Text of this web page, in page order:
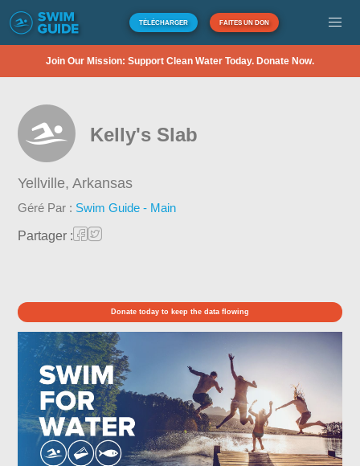
TÉLÉCHARGER FAITES UN DON
Join Our Mission: Support Clean Water Today. Donate Now.
Kelly's Slab
Yellville,Arkansas
Géré Par : Swim Guide - Main
Partager :
Donate today to keep the data flowing